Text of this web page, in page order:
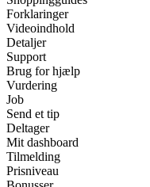
Forklaringer
Videoindhold
Detaljer
Support
Brug for hjælp
Vurdering
Job
Send et tip
Deltager
Mit dashboard
Tilmelding
Prisniveau